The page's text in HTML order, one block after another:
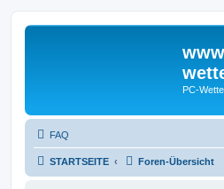
PC-
FAQ
STARTSEITE Foren-Übersicht